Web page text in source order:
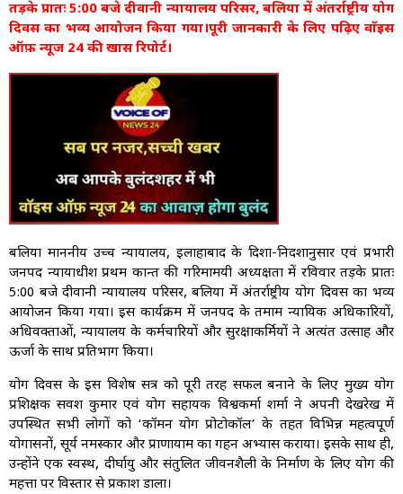
तड़के प्रातः 5:00 बजे दीवानी न्यायालय परिसर, बलिया में अंतर्राष्ट्रीय योग
दिवस का भव्य आयोजन किया गया।पूरी जानकारी के लिए पढ़िए वाॅइस
ऑफ़ न्यूज 24 की खास रिपोर्ट।
बलिया माननीय उच्च न्यायालय, इलाहाबाद के दिशा-निर्देशानुसार एवं प्रभारी
जनपद न्यायाधीश प्रथम कान्त की गरिमामयी अध्यक्षता में रविवार तड़के प्रातः
5:00 बजे दीवानी न्यायालय परिसर, बलिया में अंतर्राष्ट्रीय योग दिवस का भव्य
आयोजन किया गया। इस कार्यक्रम में जनपद के तमाम न्यायिक अधिकारियों,
अधिवक्ताओं, न्यायालय के कर्मचारियों और सुरक्षाकर्मियों ने अत्यंत उत्साह और
ऊर्जा के साथ प्रतिभाग किया।
योग दिवस के इस विशेष सत्र को पूरी तरह सफल बनाने के लिए मुख्य योग
प्रशिक्षक सर्वेश कुमार एवं योग सहायक विश्वकर्मा शर्मा ने अपनी देखरेख में
उपस्थित सभी लोगों को ‘कॉमन योग प्रोटोकॉल’ के तहत विभिन्न महत्वपूर्ण
योगासनों, सूर्य नमस्कार और प्राणायाम का गहन अभ्यास कराया। इसके साथ ही,
उन्होंने एक स्वस्थ, दीर्घायु और संतुलित जीवनशैली के निर्माण के लिए योग की
महत्ता पर विस्तार से प्रकाश डाला।